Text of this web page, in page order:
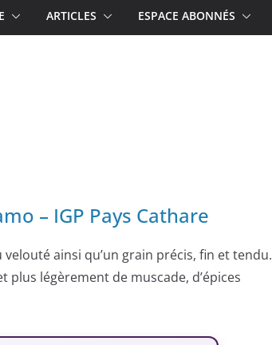
ARTICLES ESPACE ABONNÉS
– IGP Pays Cathare
ainsi qu’un grain précis, fin et tendu.
plus légèrement de muscade, d’épices